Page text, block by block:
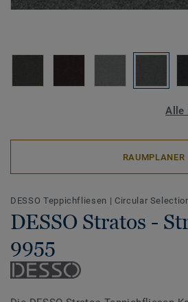
Alle
RAUMPLANER
DESSO Teppichfliesen | Circular
DESSO Stratos -
9955